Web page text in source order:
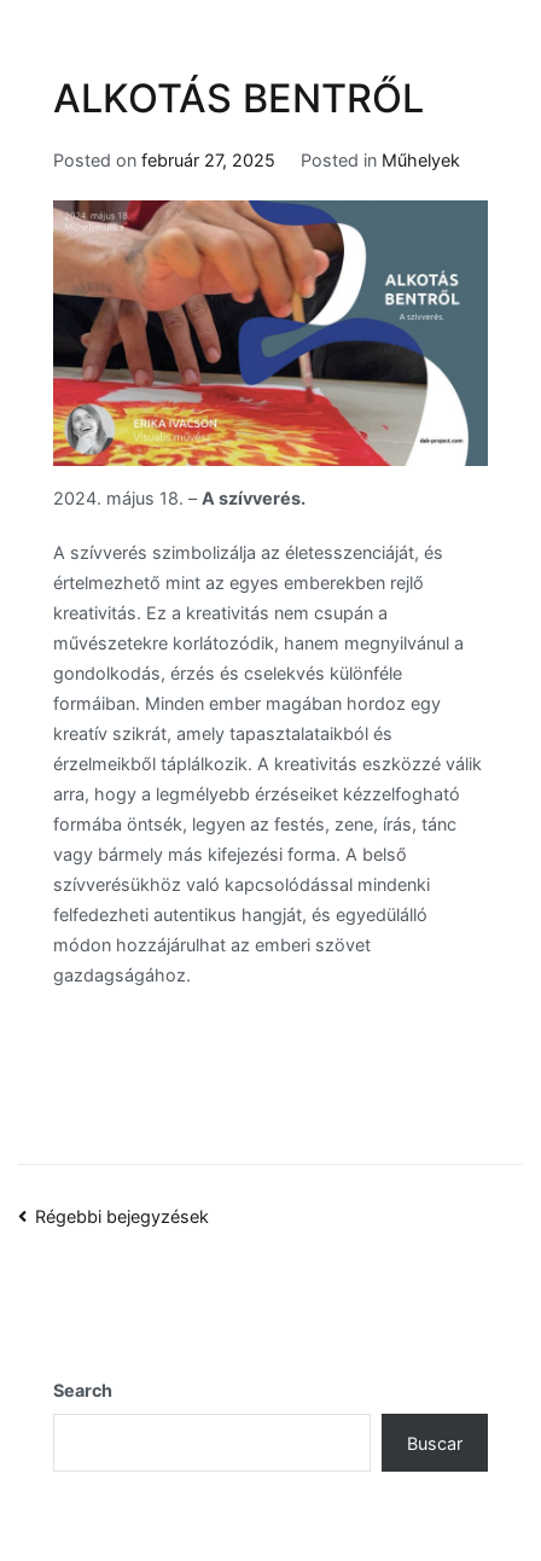
ALKOTÁS BENTRŐL
Posted on február 27, 2025 Posted in Műhelyek
2024. május 18. –A szívverés.
A szívverés szimbolizálja az életesszenciáját, és
értelmezhető mint az egyes emberekben rejlő
kreativitás. Ez a kreativitás nem csupán a
művészetekre korlátozódik, hanem megnyilvánul a
gondolkodás, érzés és cselekvés különféle
formáiban. Minden ember magában hordoz egy
kreatív szikrát, amely tapasztalataikból és
érzelmeikből táplálkozik. A kreativitás eszközzé válik
arra, hogy a legmélyebb érzéseiket kézzelfogható
formába öntsék, legyen az festés, zene, írás, tánc
vagy bármely más kifejezési forma. A belső
szívverésükhöz való kapcsolódással mindenki
felfedezheti autentikus hangját, és egyedülálló
módon hozzájárulhat az emberi szövet
gazdagságához.
Bejegyzés
Régebbi bejegyzések
Search
Buscar